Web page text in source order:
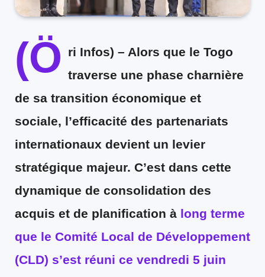
(Ö ri Infos) – Alors que le Togo
traverse une phase charnière
de sa transition économique et
sociale, l’efficacité des partenariats
internationaux devient un levier
stratégique majeur. C’est dans cette
dynamique de consolidation des
acquis et de planification à long terme
que le Comité Local de Développement
(CLD) s’est réuni ce vendredi 5 juin